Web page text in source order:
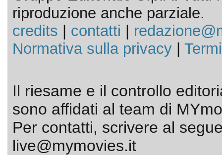
riproduzione anche parziale.
credits
contatti
Normativa sulla privacy|
Il riesame e il controllo
sono affidati al team di
Per contatti, scrivere al
live@mymovies.it